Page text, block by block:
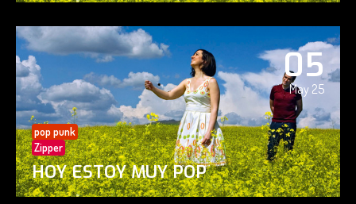
05
May 25
pop punk
Zipper
HOY ESTOY MUY POP